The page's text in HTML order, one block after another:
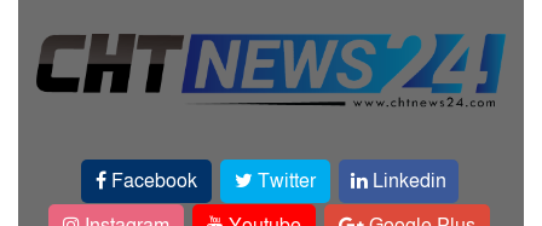
Facebook Twitter
Linkedin